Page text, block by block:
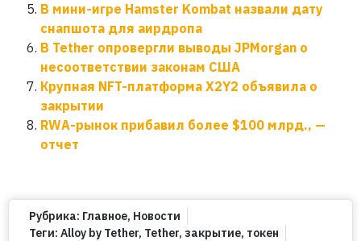
В мини-игре Hamster Kombat назвали дату
снапшота для аирдропа
В Tether опровергли выводы JPMorgan о
несоответствии законам США
Крупная NFT-платформа X2Y2 объявила о
закрытии
RWA-рынок прибавил более $100 млрд., —
отчет
Рубрика: Главное, Новости
Теги: Alloy by Tether, Tether, закрытие, токен